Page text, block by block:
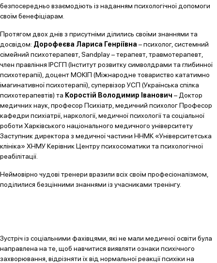
безпосередньо взаємодіють із наданням психологічної допомоги
своїм бенефіціарам.
Протягом двох днів з присутніми ділились своїми знаннями та
досвідом: Дорофеєва Лариса Генріївна – психолог, системний
сімейний психотерапевт, Sandplay – терапевт, травмотерапевт,
член правління ІРСГП (Інститут розвитку символдрами та глибинної
психотерапії), доцент МОКІП (Міжнародне товариство кататимно
імагинативної психотерапії), супервізор УСП (Українська спілка
психотерапевтів) та Коростій Володимир Іванович – Доктор
медичних наук, професор Психіатр, медичний психолог Професор
кафедри психіатрії, наркології, медичної психології та соціальної
роботи Харківського національного медичного університету
Заступник директора з медичної частини ННМК «Університетська
клініка» ХНМУ Керівник Центру психосоматики та психологічної
реабілітації.
Неймовірно чудові тренери вразили всіх своїм професіоналізмом,
поділилися безцінними знаннями із учасниками тренінгу.
Зустріч із соціальними фахівцями, які не мали медичної освіти була
направлена на те, щоб навчитися виявляти ознаки психічного
захворювання, відрізняти їх від нормальної реакції психіки на